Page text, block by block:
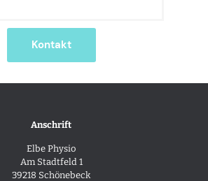
Kontakt
Anschrift
Elbe Physio
Am Stadtfeld 1
39218 Schönebeck